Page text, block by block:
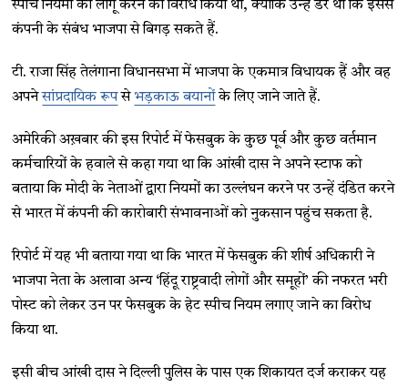
स्पीच नियमों को लागू करने का विरोध किया था, क्योंकि उन्हें डर था कि इससे
कंपनी के संबंध भाजपा से बिगड़ सकते हैं.
टी. राजा सिंह तेलंगाना विधानसभा में भाजपा के एकमात्र विधायक हैं और वह
अपनेसांप्रदायिक रूपसेभड़काऊ बयानोंके लिए जाने जाते हैं.
अमेरिकी अख़बार की इस रिपोर्ट में फेसबुक के कुछ पूर्व और कुछ वर्तमान
कर्मचारियों के हवाले से कहा गया था कि आंखी दास ने अपने स्टाफ को
बताया कि मोदी के नेताओं द्वारा नियमों का उल्लंघन करने पर उन्हें दंडित करने
से भारत में कंपनी की कारोबारी संभावनाओं को नुकसान पहुंच सकता है.
रिपोर्ट में यह भी बताया गया था कि भारत में फेसबुक की शीर्ष अधिकारी ने
भाजपा नेता के अलावा अन्य ‘हिंदू राष्ट्रवादी लोगों और समूहों’ की नफरत भरी
पोस्ट को लेकर उन पर फेसबुक के हेट स्पीच नियम लगाए जाने का विरोध
किया था.
इसी बीच आंखी दास ने दिल्ली पुलिस के पास एक शिकायत दर्ज कराकर यह